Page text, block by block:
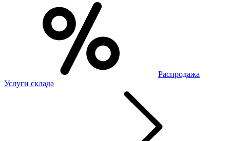
Распродажа
Услуги склада